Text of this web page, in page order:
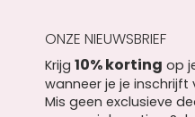
ONZE NIEUWSBRIEF
Krijg 10% korting op
wanneer je je inschrijft
Mis geen exclusieve